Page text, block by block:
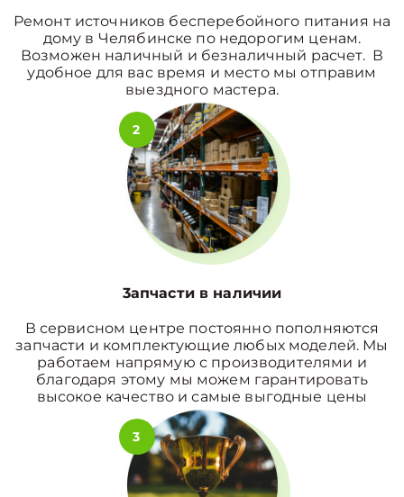
Ремонт источников бесперебойного питания на
дому в Челябинске по недорогим ценам.
Возможен наличный и безналичный расчет. В
удобное для вас время и место мы отправим
выездного мастера.
2
3апчасти в наличии
В сервисном центре постоянно пополняются
запчасти и комплектующие любых моделей. Мы
работаем напрямую с производителями и
благодаря этому мы можем гарантировать
высокое качество и самые выгодные цены
3